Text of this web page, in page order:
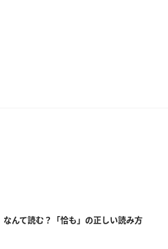
なんて読む？「恰も」の正しい読み方